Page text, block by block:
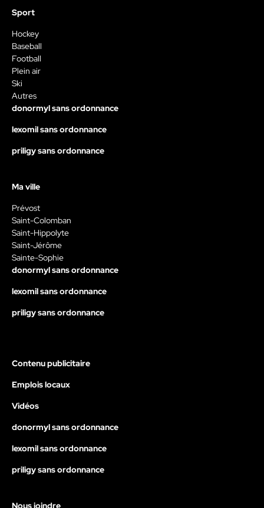
Sport
Hockey
Baseball
Football
Plein air
Ski
Autres
donormyl sans ordonnance
lexomil sans ordonnance
priligy sans ordonnance
Ma ville
Prévost
Saint-Colomban
Saint-Hippolyte
Saint-Jérôme
Sainte-Sophie
donormyl sans ordonnance
lexomil sans ordonnance
priligy sans ordonnance
Contenu publicitaire
Emplois locaux
Vidéos
donormyl sans ordonnance
lexomil sans ordonnance
priligy sans ordonnance
Nous joindre